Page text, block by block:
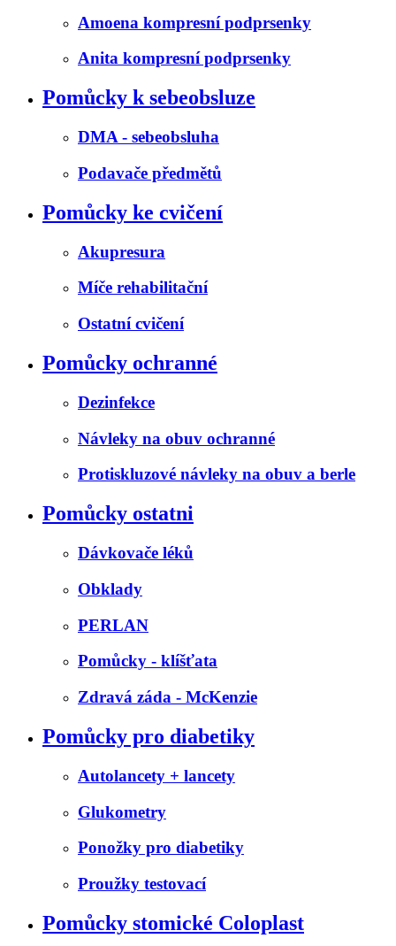
Amoena kompresní podprsenky
Anita kompresní podprsenky
Pomůcky k sebeobsluze
DMA - sebeobsluha
Podavače předmětů
Pomůcky ke cvičení
Akupresura
Míče rehabilitační
Ostatní cvičení
Pomůcky ochranné
Dezinfekce
Návleky na obuv ochranné
Protiskluzové návleky na obuv a berle
Pomůcky ostatni
Dávkovače léků
Obklady
PERLAN
Pomůcky - klíšťata
Zdravá záda - McKenzie
Pomůcky pro diabetiky
Autolancety + lancety
Glukometry
Ponožky pro diabetiky
Proužky testovací
Pomůcky stomické Coloplast